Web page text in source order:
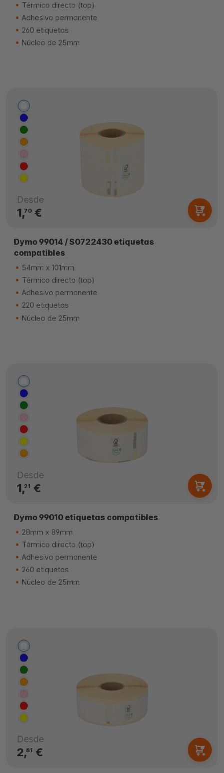
Térmico directo (top)
Adhesivo permanente
260 etiquetas
Núcleo de 25mm
Desde
1,70€
Dymo 99014 / S0722430 etiquetas
compatibles
54mm x 101mm
Térmico directo (top)
Adhesivo permanente
220 etiquetas
Núcleo de 25mm
Desde
1,21 €
Dymo 99010 etiquetas compatibles
28mm x 89mm
Térmico directo (top)
Adhesivo permanente
260 etiquetas
Núcleo de 25mm
Desde
2,81 €